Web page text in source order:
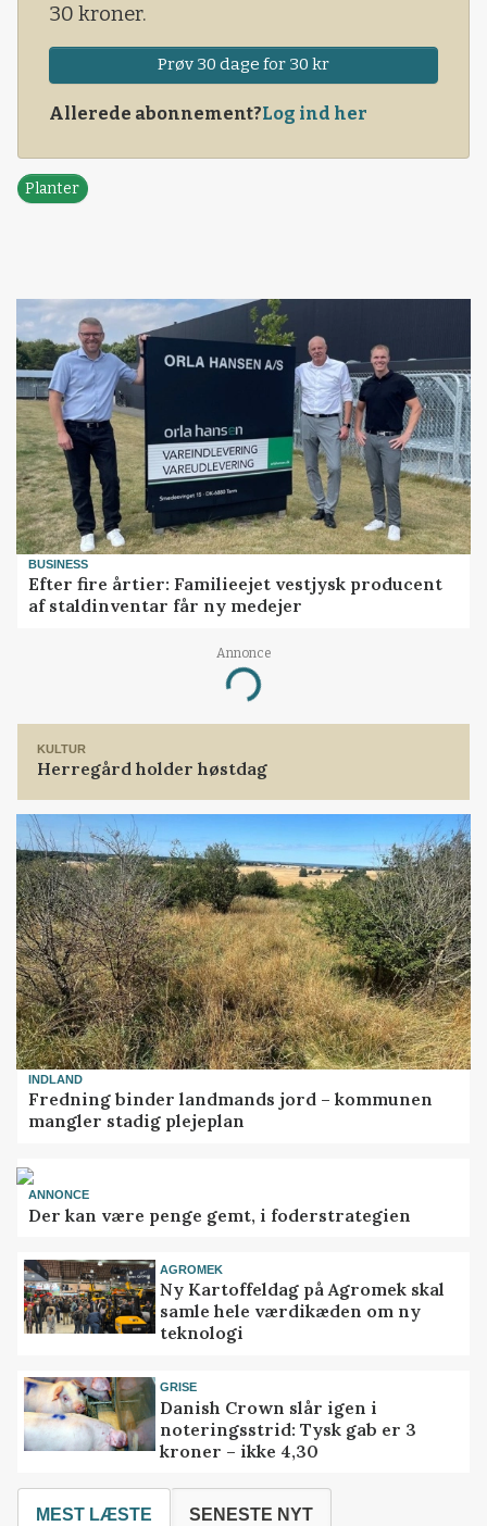
30 kroner.
Prøv 30 dage for 30 kr
Allerede abonnement?Log ind her
Planter
BUSINESS
Efter fire årtier: Familieejet vestjysk producent
af staldinventar får ny medejer
Annonce
Loading...
KULTUR
Herregård holder høstdag
INDLAND
Fredning binder landmands jord – kommunen
mangler stadig plejeplan
ANNONCE
Der kan være penge gemt, i foderstrategien
AGROMEK
Ny Kartoffeldag på Agromek skal
samle hele værdikæden om ny
teknologi
GRISE
Danish Crown slår igen i
noteringsstrid: Tysk gab er 3
kroner – ikke 4,30
MEST LÆSTE SENESTE NYT